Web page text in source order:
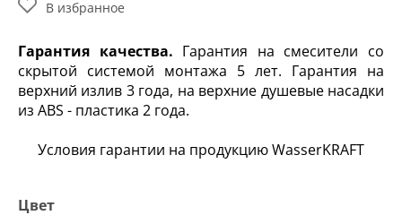
Гарантия качества. Гарантия на смесители со
скрытой системой монтажа 5 лет. Гарантия на
верхний излив 3 года, на верхние душевые насадки
из ABS - пластика 2 года.
Условия гарантии на продукцию WasserKRAFT
В избранное
Цвет